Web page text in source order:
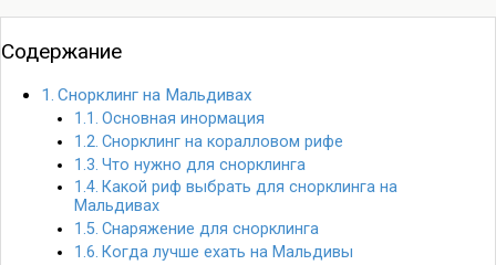
Содержание
Снорклинг на Мальдивах
Основная инормация
Снорклинг на коралловом рифе
Что нужно для снорклинга
Какой риф выбрать для снорклинга на
Мальдивах
Снаряжение для снорклинга
Когда лучше ехать на Мальдивы